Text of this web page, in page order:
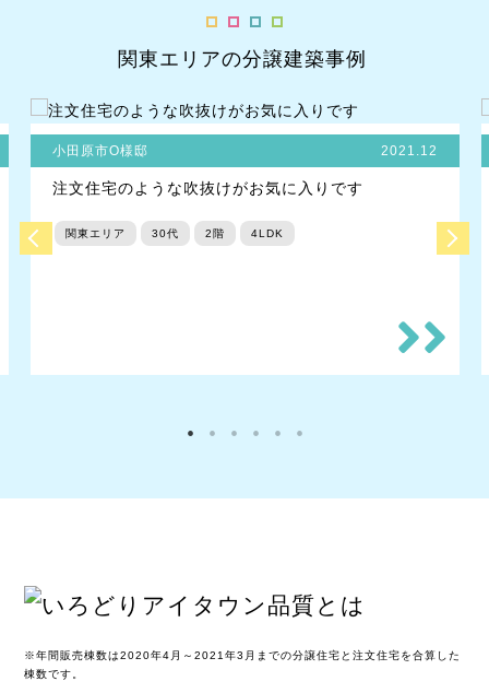
関東エリアの分譲建築事例
小田原市O様邸 2021.12
注文住宅のような吹抜けがお気に入りです
関東エリア 30代 2階 4LDK
※年間販売棟数は2020年4月～2021年3月までの分譲住宅と注文住宅を合算した
棟数です。